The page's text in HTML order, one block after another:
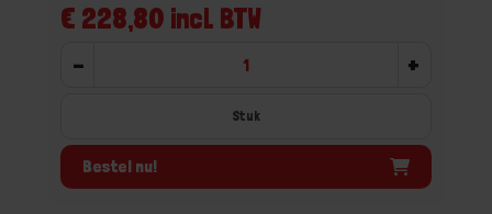
€ 228,80 incl. BTW
- +
Stuk
Bestel nu!